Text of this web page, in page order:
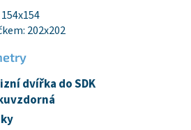
202x202
dvířka do SDK